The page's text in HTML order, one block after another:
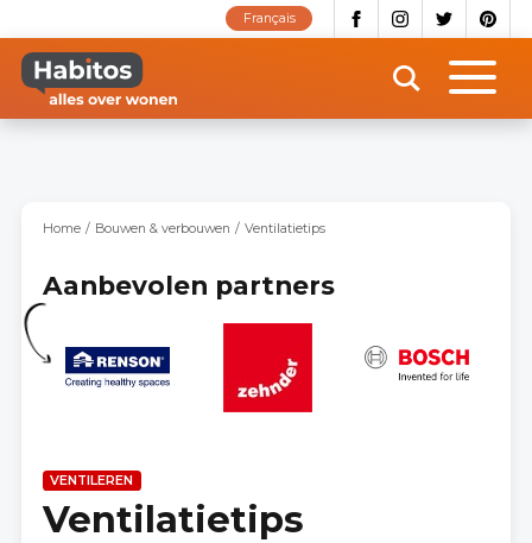
naar
inhoud
gaan
Français
Home Bouwen & verbouwen Ventilatietips
Aanbevolen partners
VENTILEREN
Ventilatietips